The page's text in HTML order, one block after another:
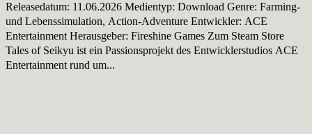
Releasedatum: 11.06.2026 Medientyp: Download Genre: Farming-
und Lebenssimulation, Action-Adventure Entwickler: ACE
Entertainment Herausgeber: Fireshine Games Zum Steam Store
Tales of Seikyu ist ein Passionsprojekt des Entwicklerstudios ACE
Entertainment rund um...